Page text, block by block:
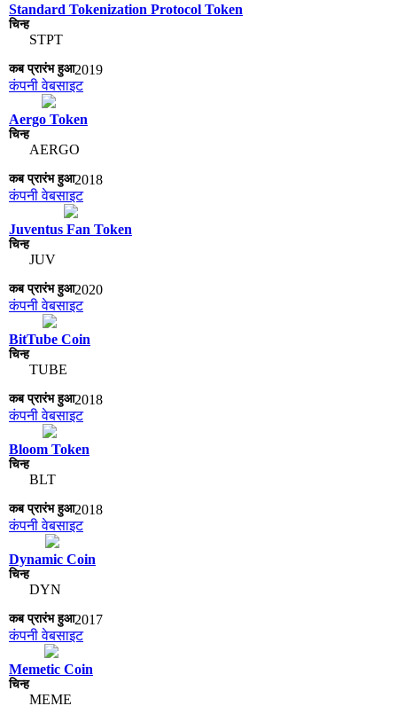
Standard Tokenization Protocol Token
STPT
2019
कंपनी वेबसाइट
Aergo Token
AERGO
2018
कंपनी वेबसाइट
Juventus Fan Token
JUV
2020
कंपनी वेबसाइट
BitTube Coin
TUBE
2018
कंपनी वेबसाइट
Bloom Token
BLT
2018
कंपनी वेबसाइट
Dynamic Coin
DYN
2017
कंपनी वेबसाइट
Memetic Coin
MEME